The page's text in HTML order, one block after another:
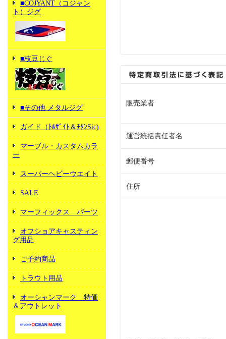
■COJYANT（コジャン
ト）ジグ
■枝豆じぐ
■その他 メタルジグ
ガイド（ﾄﾙｻﾞｲﾄ＆ﾁﾀﾝSic)
マーブル・カスタムカラ
ー
スーパーヘビーウエイト
SALE
マーフィックス パーツ
オフショアキャスティン
グ用品
ご予約商品
トラウト用品
オーシャンマーク 特価
＆アウトレット
販売業者
運営統括責任者名
郵便番号
住所